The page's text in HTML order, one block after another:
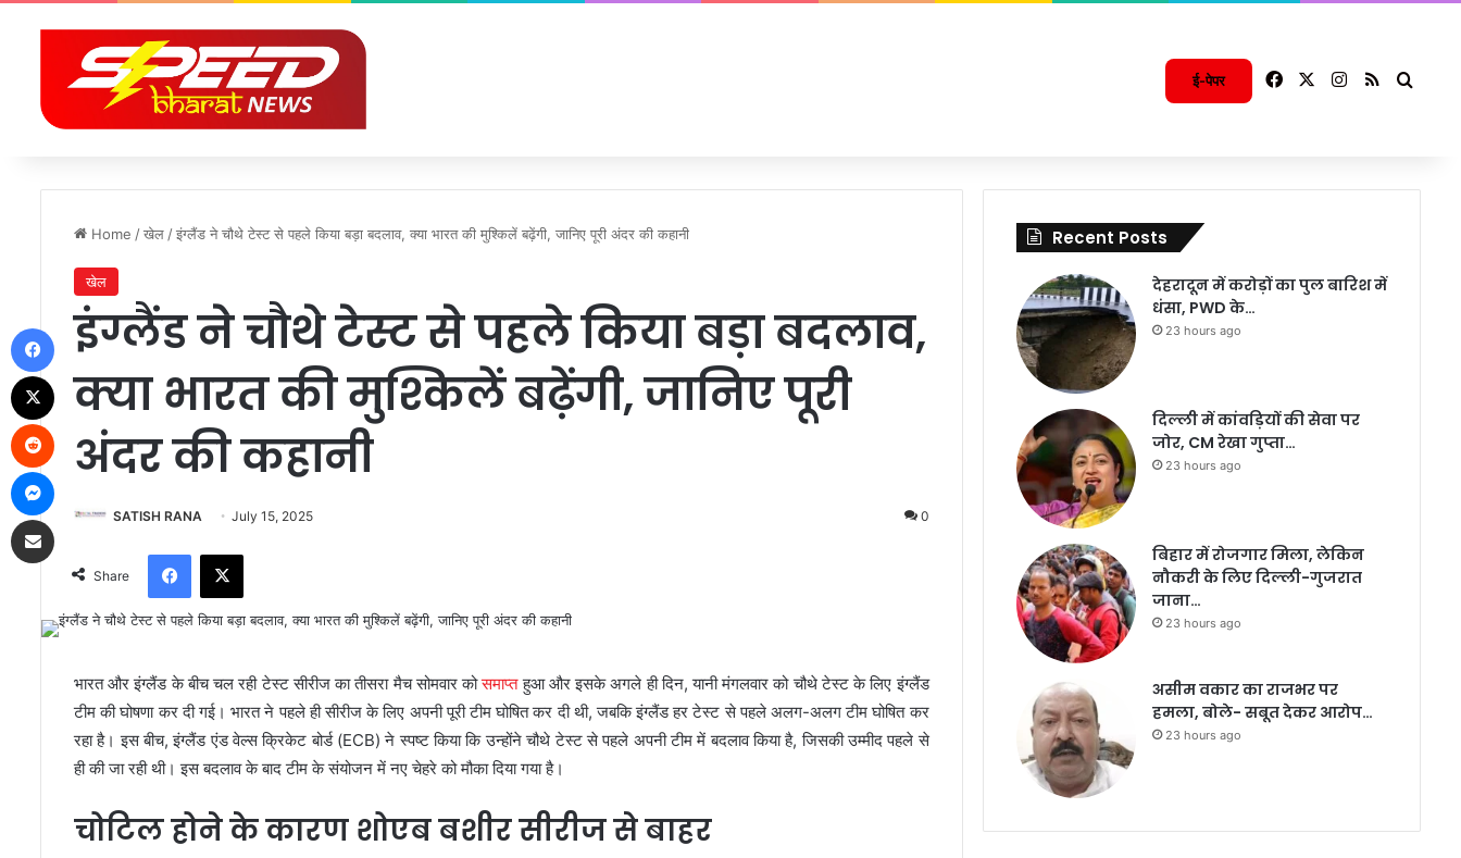
ई-पेपर FacebookInstagram
RSS
Home /खेल /इंग्लैंड ने चौथे टेस्ट से पहले किया बड़ा बदलाव, क्या भारत की मुश्किलें बढ़ेंगी, जानिए पूरी अंदर की कहानी
खेल
इंग्लैंड ने चौथे टेस्ट से पहले किया बड़ा बदलाव,
क्या भारत की मुश्किलें बढ़ेंगी, जानिए पूरी
अंदर की कहानी
SATISH RANA July 15, 2025 0
Share
Facebook
X
भारत और इंग्लैंड के बीच चल रही टेस्ट सीरीज का तीसरा मैच सोमवार कोसमाप्तहुआ और इसके अगले ही दिन, यानी मंगलवार को चौथे टेस्ट के लिए इंग्लैंड
टीम की घोषणा कर दी गई। भारत ने पहले ही सीरीज के लिए अपनी पूरी टीम घोषित कर दी थी, जबकि इंग्लैंड हर टेस्ट से पहले अलग-अलग टीम घोषित कर
रहा है। इस बीच, इंग्लैंड एंड वेल्स क्रिकेट बोर्ड (ECB) ने स्पष्ट किया कि उन्होंने चौथे टेस्ट से पहले अपनी टीम में बदलाव किया है, जिसकी उम्मीद पहले से
ही की जा रही थी। इस बदलाव के बाद टीम के संयोजन में नए चेहरे को मौका दिया गया है।
चोटिल होने के कारण शोएब बशीर सीरीज से बाहर
Recent Posts
देहरादून में करोड़ों का पुल बारिश में
धंसा, PWD के…
23 hours ago
दिल्ली में कांवड़ियों की सेवा पर
जोर, CM रेखा गुप्ता…
23 hours ago
बिहार में रोजगार मिला, लेकिन
नौकरी के लिए दिल्ली-गुजरात
जाना…
23 hours ago
असीम वकार का राजभर पर
हमला, बोले- सबूत देकर आरोप…
23 hours ago
Facebook
Messenger
Share via Email